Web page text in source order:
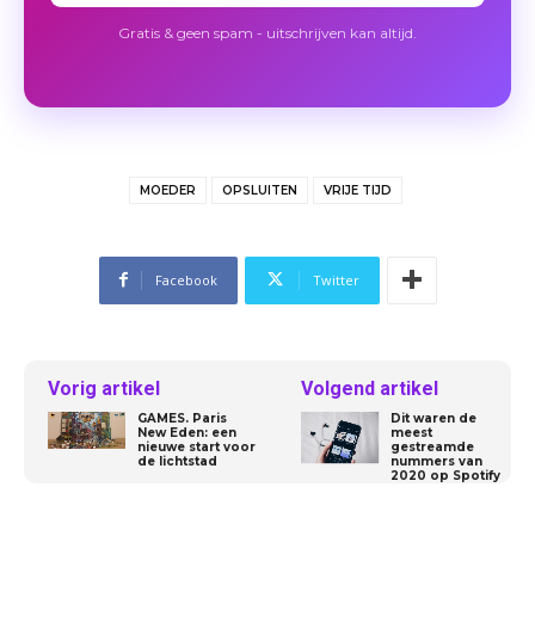
Gratis & geen spam - uitschrijven kan altijd.
MOEDER OPSLUITEN VRIJE TIJD
Facebook Twitter
Vorig artikel
GAMES. Paris
New Eden: een
nieuwe start voor
de lichtstad
Volgend artikel
Dit waren de
meest
gestreamde
nummers van
2020 op Spotify